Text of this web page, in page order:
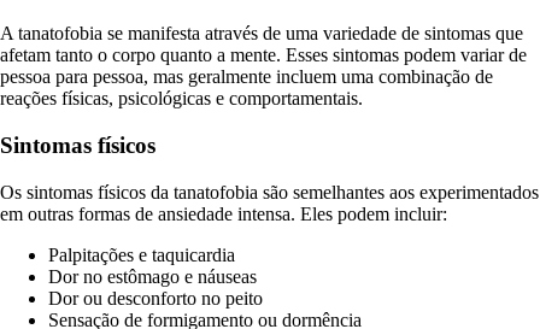
A tanatofobia se manifesta através de uma variedade de sintomas que
afetam tanto o corpo quanto a mente. Esses sintomas podem variar de
pessoa para pessoa, mas geralmente incluem uma combinação de
reações físicas, psicológicas e comportamentais.
Sintomas físicos
Os sintomas físicos da tanatofobia são semelhantes aos experimentados
em outras formas de ansiedade intensa. Eles podem incluir:
Palpitações e taquicardia
Dor no estômago e náuseas
Dor ou desconforto no peito
Sensação de formigamento ou dormência